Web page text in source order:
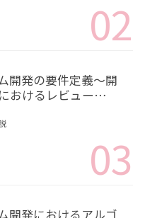
02
開発の要件定義～開
おけるレビュー…
03
開発におけるアルゴ